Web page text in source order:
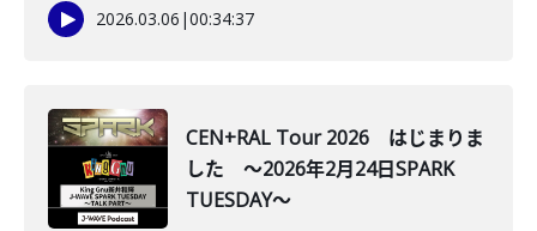
2026.03.06 |00:34:37
CEN+RAL Tour 2026 はじまりま
した ～2026年2月24日SPARK
TUESDAY～